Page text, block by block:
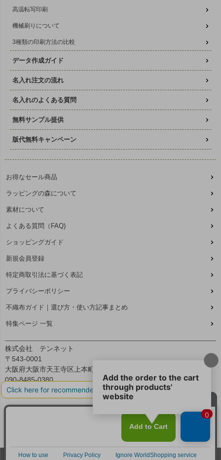
高温転写印刷
機械刷りについて
3種類の印刷方法の比較
データ作成ガイド
名入れ注文の流れ
名入れのよくある質問
無料サンプル提供
版代無料キャンペーン
お得なセール商品
ラッピングの森について
素材について
よくある質問（FAQ)
ショッピングガイド
新規会員登録
特定商取引法に基づく表記
プライバシーポリシー
不織布ガイド｜選び方・使い方記事まとめ
特集ページ 一覧
株式会社 テンネット
〒543-0001
大阪府大阪市天王寺区上本町7丁目2-23-5B2
090-8485-0380
平日：9:30～12:00、13:00～17:00
© All Right Reserved.